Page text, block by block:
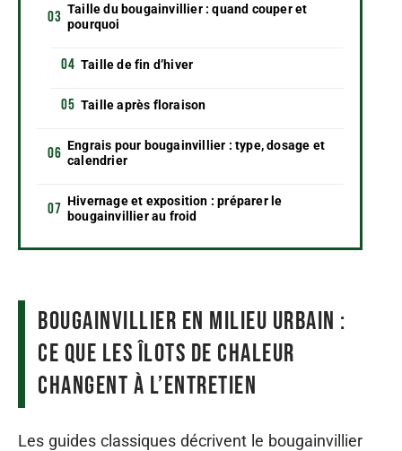
Taille du bougainvillier : quand couper et
pourquoi
Taille de fin d’hiver
Taille après floraison
Engrais pour bougainvillier : type, dosage et
calendrier
Hivernage et exposition : préparer le
bougainvillier au froid
Bougainvillier en milieu urbain :
ce que les îlots de chaleur
changent à l’entretien
Les guides classiques décrivent le bougainvillier